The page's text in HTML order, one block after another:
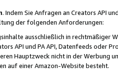
. Indem Sie Anfragen an Creators API
der folgenden Anforderungen:
ausschließlich in rechtmäßiger
API und PA API, Datenfeeds oder
Hauptzweck nicht in der Werbung
auf einer Amazon-Website besteht.